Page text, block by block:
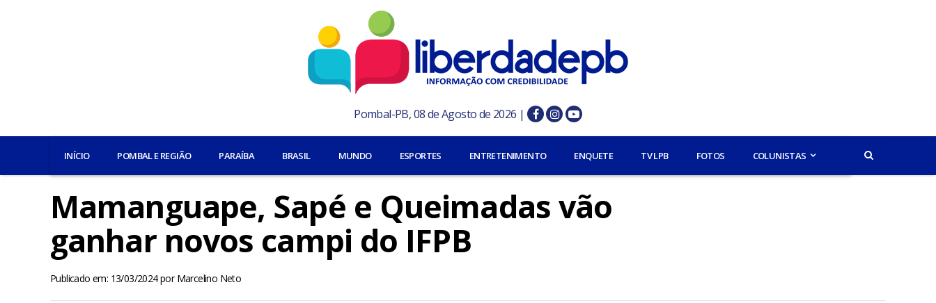
Pombal-PB, 08 de Agosto de 2026 |
INÍCIO POMBAL E REGIÃO PARAÍBA BRASIL MUNDO ESPORTES ENTRETENIMENTO ENQUETE TV LPB FOTOS COLUNISTAS
Mamanguape, Sapé e Queimadas vão
ganhar novos campi do IFPB
Publicado em: 13/03/2024porMarcelino Neto